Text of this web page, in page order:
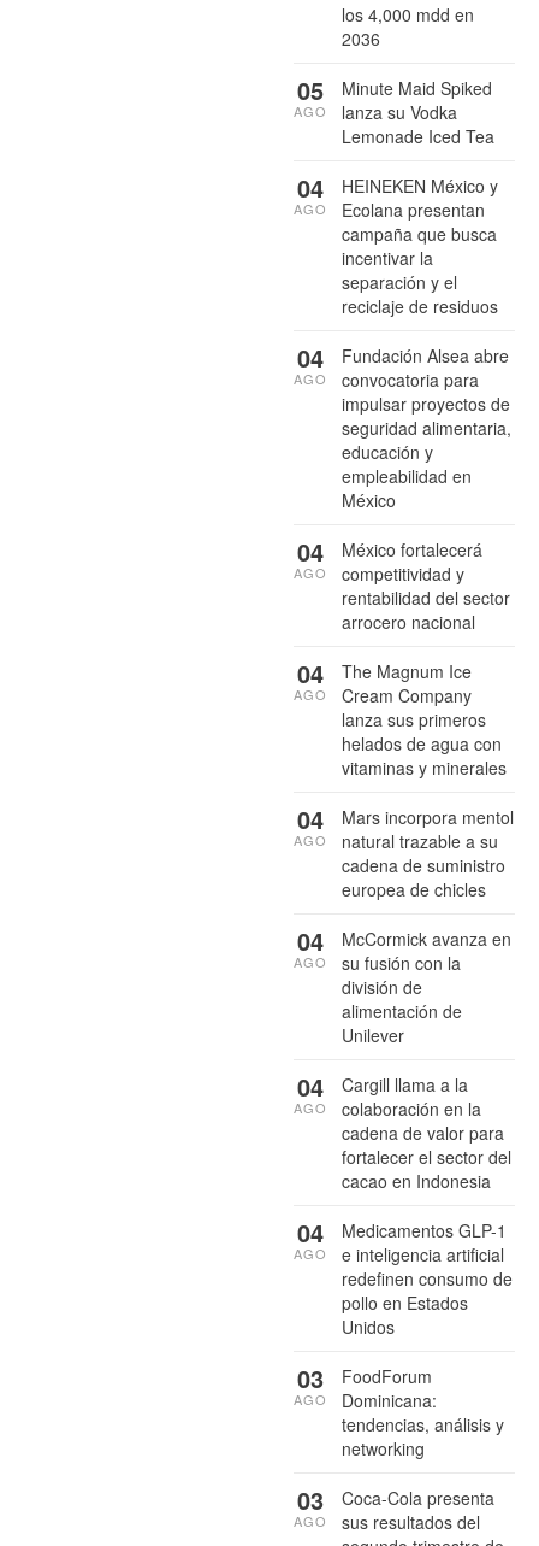
los 4,000 mdd en
2036
Minute Maid Spiked
lanza su Vodka
Lemonade Iced Tea
05
AGO
HEINEKEN México y
Ecolana presentan
campaña que busca
incentivar la
separación y el
reciclaje de residuos
04
AGO
Fundación Alsea abre
convocatoria para
impulsar proyectos de
seguridad alimentaria,
educación y
empleabilidad en
México
04
AGO
México fortalecerá
competitividad y
rentabilidad del sector
arrocero nacional
04
AGO
The Magnum Ice
Cream Company
lanza sus primeros
helados de agua con
vitaminas y minerales
04
AGO
Mars incorpora mentol
natural trazable a su
cadena de suministro
europea de chicles
04
AGO
McCormick avanza en
su fusión con la
división de
alimentación de
Unilever
04
AGO
Cargill llama a la
colaboración en la
cadena de valor para
fortalecer el sector del
cacao en Indonesia
04
AGO
Medicamentos GLP-1
e inteligencia artificial
redefinen consumo de
pollo en Estados
Unidos
04
AGO
FoodForum
Dominicana:
tendencias, análisis y
networking
03
AGO
Coca-Cola presenta
sus resultados del
03
AGO